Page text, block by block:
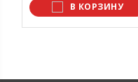
В КОРЗИНУ